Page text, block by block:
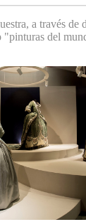
a través de
"pinturas del